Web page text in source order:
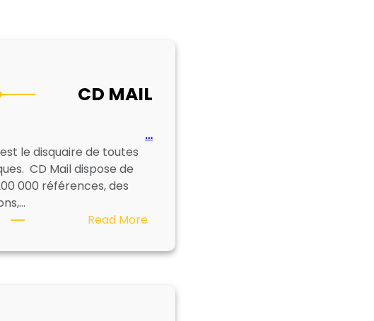
CD MAIL
…
est le disquaire de toutes
CD Mail dispose de
000 références, des
Read More:
MAIL